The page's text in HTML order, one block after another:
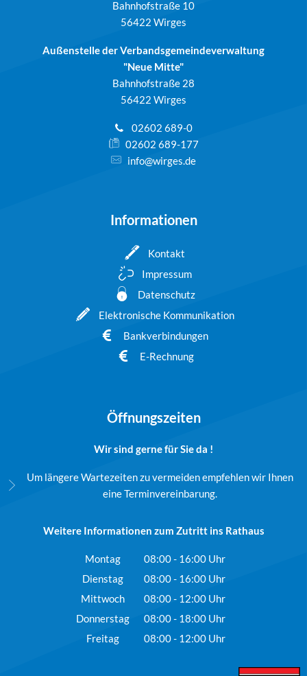
Bahnhofstraße 10
56422 Wirges
Außenstelle der Verbandsgemeindeverwaltung
"Neue Mitte"
Bahnhofstraße 28
56422 Wirges
02602 689-0
02602 689-177
info@wirges.de
Informationen
Kontakt
Impressum
Datenschutz
Elektronische Kommunikation
Bankverbindungen
E-Rechnung
Öffnungszeiten
Wir sind gerne für Sie da !
Um längere Wartezeiten zu vermeiden empfehlen wir Ihnen
eine Terminvereinbarung.
Weitere Informationen zum Zutritt ins Rathaus
Montag 08:00- 16:00Uhr
Von 08:00 bis 16:00 Uhr
Dienstag 08:00- 16:00Uhr
Von 08:00 bis 16:00 Uhr
Mittwoch 08:00- 12:00Uhr
Von 08:00 bis 12:00 Uhr
Donnerstag 08:00- 18:00Uhr
Von 08:00 bis 18:00 Uhr
Freitag 08:00- 12:00Uhr